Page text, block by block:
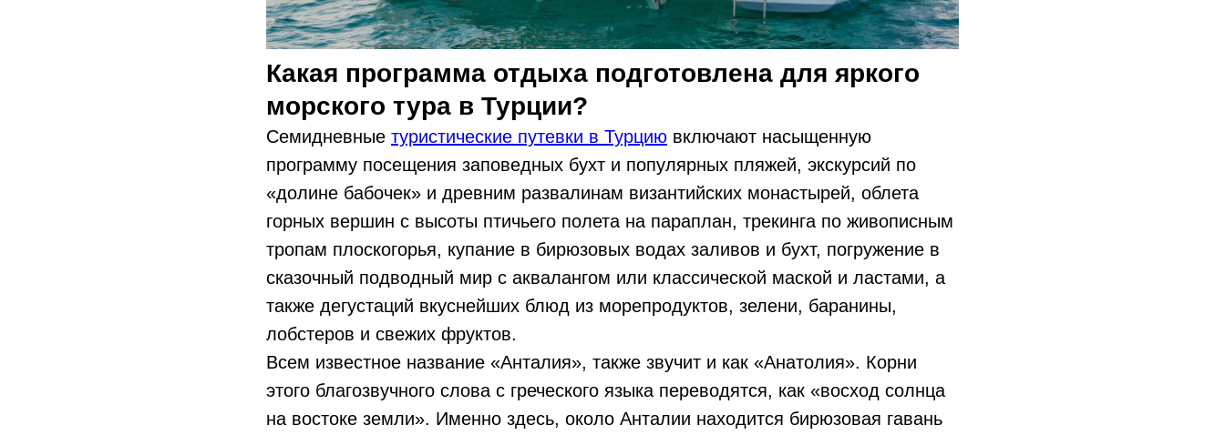
Какая программа отдыха подготовлена для яркого
морского тура в Турции?
Семидневные туристические путевки в Турцию включают насыщенную
программу посещения заповедных бухт и популярных пляжей, экскурсий по
«долине бабочек» и древним развалинам византийских монастырей, облета
горных вершин с высоты птичьего полета на параплан, трекинга по живописным
тропам плоскогорья, купание в бирюзовых водах заливов и бухт, погружение в
сказочный подводный мир с аквалангом или классической маской и ластами, а
также дегустаций вкуснейших блюд из морепродуктов, зелени, баранины,
лобстеров и свежих фруктов.
Всем известное название «Анталия», также звучит и как «Анатолия». Корни
этого благозвучного слова с греческого языка переводятся, как «восход солнца
на востоке земли». Именно здесь, около Анталии находится бирюзовая гавань